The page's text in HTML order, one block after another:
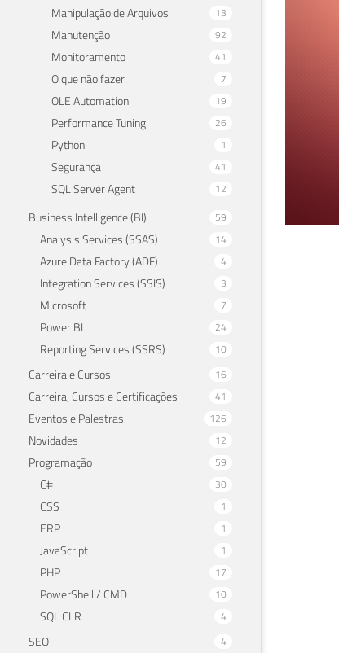
Manipulação de Arquivos 13
Manutenção 92
Monitoramento 41
O que não fazer 7
OLE Automation 19
Performance Tuning 26
Python 1
Segurança 41
SQL Server Agent 12
Business Intelligence (BI) 59
Analysis Services (SSAS) 14
Azure Data Factory (ADF) 4
Integration Services (SSIS) 3
Microsoft 7
Power BI 24
Reporting Services (SSRS) 10
Carreira e Cursos 16
Carreira, Cursos e Certificações 41
Eventos e Palestras 126
Novidades 12
Programação 59
C# 30
CSS 1
ERP 1
JavaScript 1
PHP 17
PowerShell / CMD 10
SQL CLR 4
SEO 4